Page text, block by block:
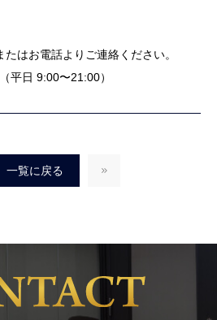
たはお電話よりご連絡ください。
平日 9:00〜21:00）
一覧に戻る